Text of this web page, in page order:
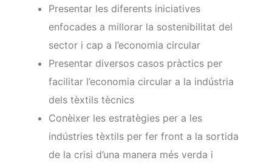
Presentar les diferents iniciatives
enfocades a millorar la sostenibilitat del
sector i cap a l’economia circular
Presentar diversos casos pràctics per
facilitar l’economia circular a la indústria
dels tèxtils tècnics
Conèixer les estratègies per a les
indústries tèxtils per fer front a la sortida
de la crisi d’una manera més verda i